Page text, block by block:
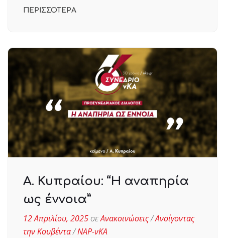
ΠΕΡΙΣΣΟΤΕΡΑ
Α. Κυπραίου: “Η αναπηρία
ως έννοια”
12 Απριλίου, 2025σεΑνακοινώσεις/Ανοίγοντας
την Κουβέντα/ΝΑΡ-νΚΑ